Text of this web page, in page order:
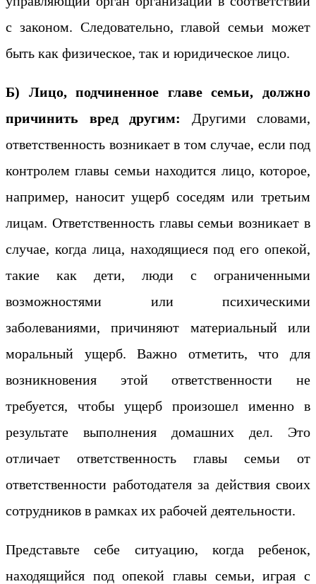
с законом. Следовательно, главой семьи может
быть как физическое, так и юридическое лицо.
Б) Лицо, подчиненное главе семьи, должно
причинить вред другим: Другими словами,
ответственность возникает в том случае, если под
контролем главы семьи находится лицо, которое,
например, наносит ущерб соседям или третьим
лицам. Ответственность главы семьи возникает в
случае, когда лица, находящиеся под его опекой,
такие как дети, люди с ограниченными
возможностями или психическими
заболеваниями, причиняют материальный или
моральный ущерб. Важно отметить, что для
возникновения этой ответственности не
требуется, чтобы ущерб произошел именно в
результате выполнения домашних дел. Это
отличает ответственность главы семьи от
ответственности работодателя за действия своих
сотрудников в рамках их рабочей деятельности.
Представьте себе ситуацию, когда ребенок,
находящийся под опекой главы семьи, играя с